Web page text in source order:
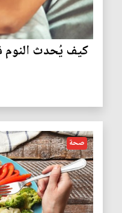
كيف يُحدث
صحة